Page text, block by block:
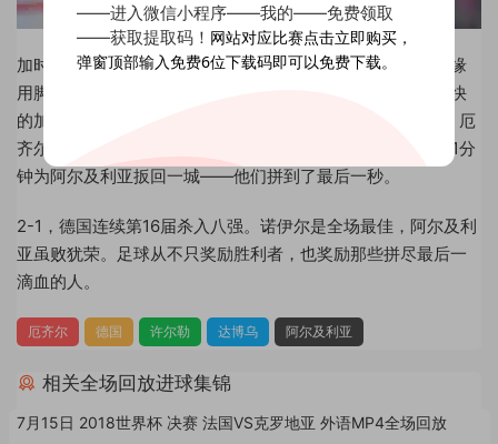
加时赛刚开场两分钟，穆勒左路突破传中，许尔勒小禁区边缘
用脚后跟不可思议地将球磕入网窝——这记世界杯历史第二快
的加时进球，像一把刀捅穿了北非之狐的防线。第119分钟，厄
齐尔补射再下一城。当所有人以为大局已定时，贾布在第121分
钟为阿尔及利亚扳回一城——他们拼到了最后一秒。
2-1，德国连续第16届杀入八强。诺伊尔是全场最佳，阿尔及利
亚虽败犹荣。足球从不只奖励胜利者，也奖励那些拼尽最后一
滴血的人。
厄齐尔 德国 许尔勒 达博乌 阿尔及利亚
相关全场回放进球集锦
7月15日 2018世界杯 决赛 法国VS克罗地亚 外语MP4全场回放
——进入微信小程序——我的——免费领取
——获取提取码！ 网站对应比赛点击立即购买，
弹窗顶部输入免费6位下载码即可以免费下载。